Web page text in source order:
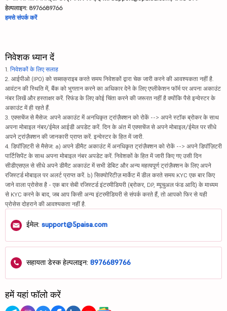
हेल्पलाइन: 8976689766
हमसे संपर्क करें
निवेशक ध्यान दें
1. निवेशकों के लिए सलाह
2. आईपीओ (IPO) को सब्सक्राइब करते समय निवेशकों द्वारा चेक जारी करने की आवश्यकता नहीं है.
आवंटन की स्थिति में, बैंक को भुगतान करने का अधिकार देने के लिए एप्लीकेशन फॉर्म पर अपना अकाउंट
नंबर लिखें और हस्ताक्षर करें. रिफंड के लिए कोई चिंता करने की जरूरत नहीं है क्योंकि पैसे इन्वेस्टर के
अकाउंट में ही रहते हैं.
3. एक्सचेंज से मैसेज: अपने अकाउंट में अनधिकृत ट्रांज़ैक्शन को रोकें --> अपने स्टॉक ब्रोकर के साथ
अपना मोबाइल नंबर/ईमेल आईडी अपडेट करें. दिन के अंत में एक्सचेंज से अपने मोबाइल/ईमेल पर सीधे
अपने ट्रांज़ैक्शन की जानकारी प्राप्त करें. इन्वेस्टर के हित में जारी.
4. डिपॉज़िटरी से मैसेज: a) अपने डीमैट अकाउंट में अनधिकृत ट्रांज़ैक्शन को रोकें --> अपने डिपॉज़िटरी
पार्टिसिपेंट के साथ अपना मोबाइल नंबर अपडेट करें. निवेशकों के हित में जारी किए गए उसी दिन
सीडीएसएल से सीधे अपने डीमैट अकाउंट में सभी डेबिट और अन्य महत्वपूर्ण ट्रांज़ैक्शन के लिए अपने
रजिस्टर्ड मोबाइल पर अलर्ट प्राप्त करें. b) सिक्योरिटीज़ मार्केट में डील करते समय KYC एक बार किए
जाने वाला प्रोसेस है - एक बार सेबी रजिस्टर्ड इंटरमीडियरी (ब्रोकर, DP, म्यूचुअल फंड आदि) के माध्यम
से KYC करने के बाद, जब आप किसी अन्य इंटरमीडियरी से संपर्क करते हैं, तो आपको फिर से यही
प्रोसेस दोहराने की आवश्यकता नहीं है.
ईमेल: support@5paisa.com
सहायता डेस्क हेल्पलाइन: 8976689766
हमें यहां फॉलो करें